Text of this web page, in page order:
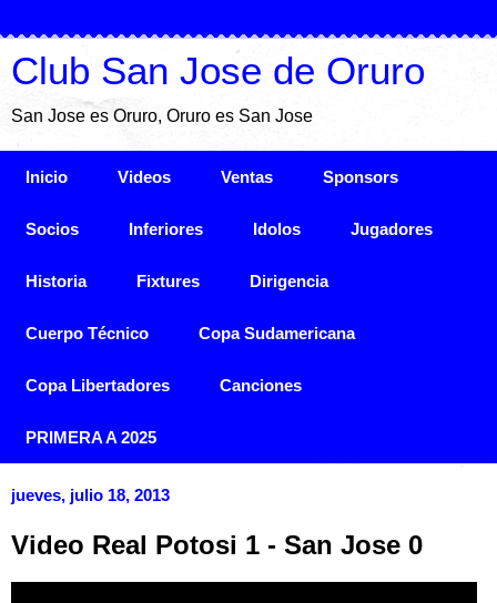
Club San Jose de Oruro
San Jose es Oruro, Oruro es San Jose
Inicio Videos Ventas Sponsors
Socios Inferiores Idolos Jugadores
Historia Fixtures Dirigencia
Cuerpo Técnico Copa Sudamericana
Copa Libertadores Canciones
PRIMERA A 2025
jueves, julio 18, 2013
Video Real Potosi 1 - San Jose 0